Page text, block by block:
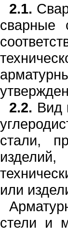
2.1.
сварные
2.2. Вид
стали,
техническ
или
стели и